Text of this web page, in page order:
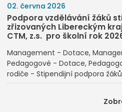
02. června 2026
Podpora vzdělávání žáků
zřizovaných Libereckým
CTM, z.s. pro školní rok
Management - Dotace
Pedagogové - Dotace
rodiče - Stipendijní podpora žáků